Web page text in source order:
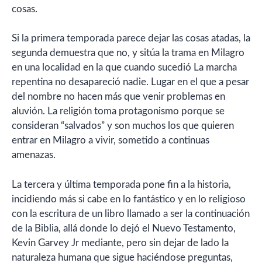
cosas.
Si la primera temporada parece dejar las cosas atadas, la
segunda demuestra que no, y sitúa la trama en Milagro
en una localidad en la que cuando sucedió La marcha
repentina no desapareció nadie. Lugar en el que a pesar
del nombre no hacen más que venir problemas en
aluvión. La religión toma protagonismo porque se
consideran “salvados” y son muchos los que quieren
entrar en Milagro a vivir, sometido a continuas
amenazas.
La tercera y última temporada pone fin a la historia,
incidiendo más si cabe en lo fantástico y en lo religioso
con la escritura de un libro llamado a ser la continuación
de la Biblia, allá donde lo dejó el Nuevo Testamento,
Kevin Garvey Jr mediante, pero sin dejar de lado la
naturaleza humana que sigue haciéndose preguntas,